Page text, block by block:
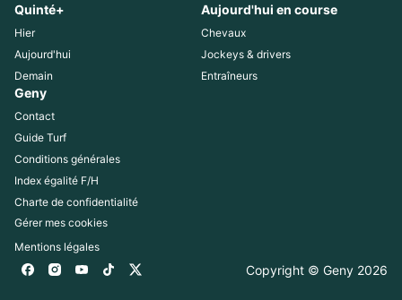
Quinté+
Hier
Aujourd'hui
Demain
Aujourd'hui en course
Chevaux
Jockeys & drivers
Entraîneurs
Geny
Contact
Guide Turf
Conditions générales
Index égalité F/H
Charte de confidentialité
Gérer mes cookies
Mentions légales
Copyright © Geny 2026